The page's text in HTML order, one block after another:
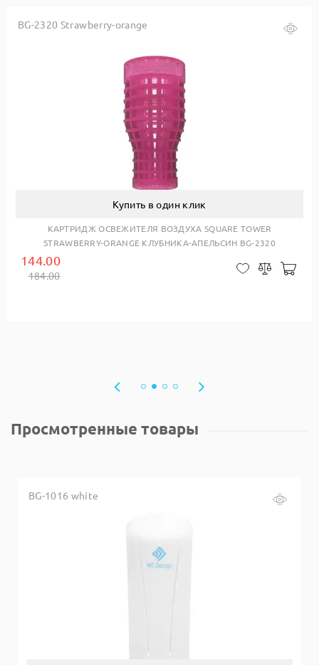
в корзину
BG-2320 Strawberry-orange
Купить в один клик
КАРТРИДЖ ОСВЕЖИТЕЛЯ ВОЗДУХА SQUARE TOWER
STRAWBERRY-ORANGE КЛУБНИКА-АПЕЛЬСИН BG-2320
144.00
184.00
В закладки
Сравнить
Просмотренные товары
BG-1016 white